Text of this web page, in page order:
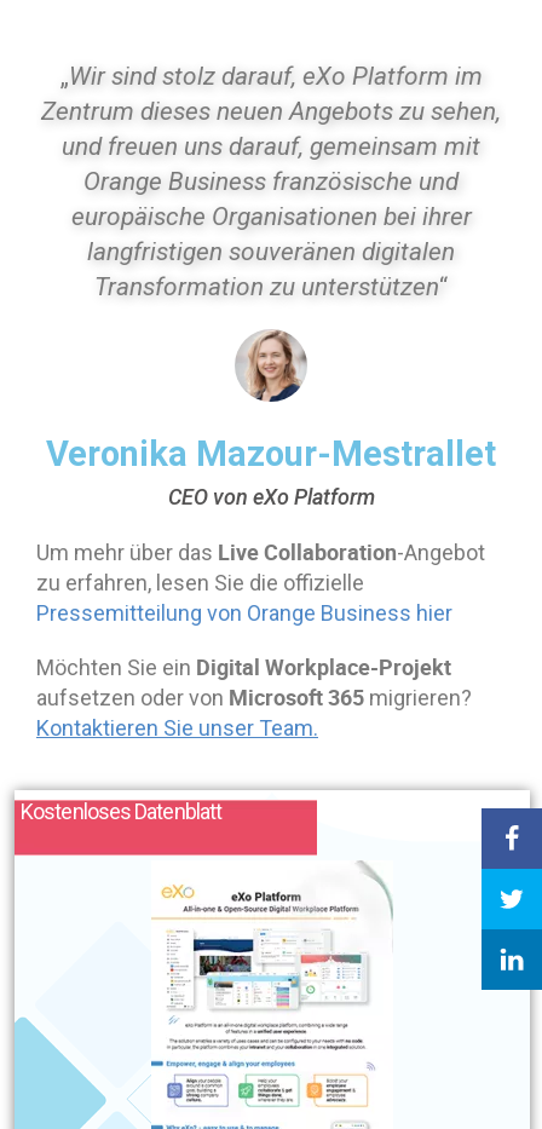
„Wir sind stolz darauf, eXo Platform im
Zentrum dieses neuen Angebots zu sehen,
und freuen uns darauf, gemeinsam mit
Orange Business französische und
europäische Organisationen bei ihrer
langfristigen souveränen digitalen
Transformation zu unterstützen“
Veronika Mazour-Mestrallet
CEO von eXo Platform
Um mehr über das Live Collaboration-Angebot
zu erfahren, lesen Sie die offizielle
Pressemitteilung von Orange Business hier
Möchten Sie ein Digital Workplace-Projekt
aufsetzen oder von Microsoft 365 migrieren?
Kontaktieren Sie unser Team.
Kostenloses Datenblatt